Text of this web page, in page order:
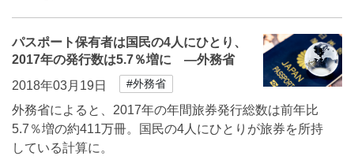
パスポート保有者は国民の4人にひとり、
2017年の発行数は5.7％増に ―外務省
2018年03月19日
#外務省
外務省によると、2017年の年間旅券発行総数は前年比
5.7％増の約411万冊。国民の4人にひとりが旅券を所持
している計算に。